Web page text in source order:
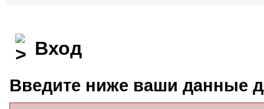
Вход
Введите ниже ваши данные